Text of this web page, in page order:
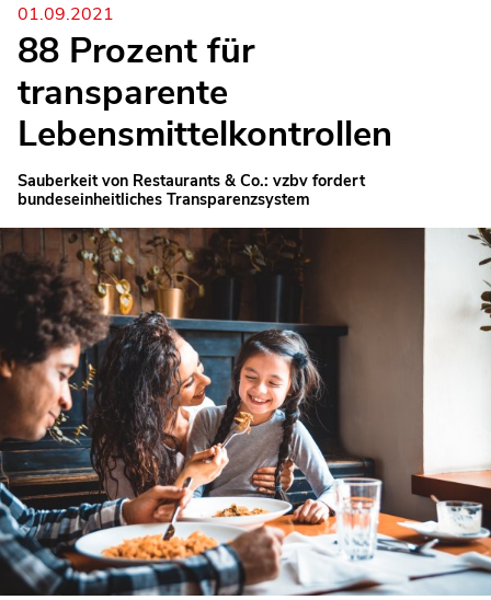
01.09.2021
88 Prozent für
transparente
Lebensmittelkontrollen
Sauberkeit von Restaurants & Co.: vzbv fordert
bundeseinheitliches Transparenzsystem